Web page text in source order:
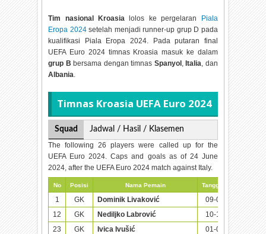
Tim nasional Kroasia lolos ke pergelaran
Piala
Eropa 2024setelah menjadi runner-up grup D pada
kualifikasi Piala Eropa 2024. Pada putaran final
UEFA Euro 2024 timnas Kroasia masuk ke dalam
grup B bersama dengan timnas Spanyol , Italia, dan
Albania.
Timnas Kroasia UEFA Euro 2024
Squad
Jadwal / Hasil / Klasemen
The following 26 players were called up for the
UEFA Euro 2024. Caps and goals as of 24 June
2024, after the UEFA Euro 2024 match against Italy.
No Posisi Nama Pemain Tanggal Lahir (Umur)
1 GK Dominik Livaković
09-01-1995 (29)
12
GK Nediljko Labrović
10-10-1999 (24)
23
GK Ivica Ivušić 01-02-1995 (29)